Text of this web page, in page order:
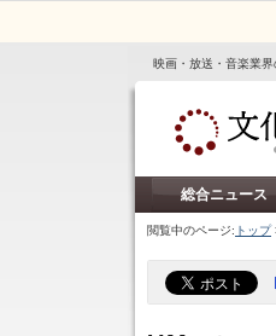
映画・放送・音楽業
総合ニュース
閲覧中のページ: トップ